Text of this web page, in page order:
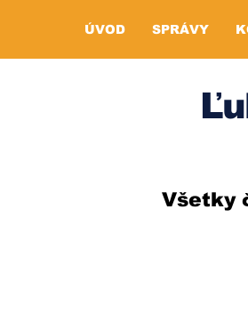
ÚVOD SPRÁVY
Všetky